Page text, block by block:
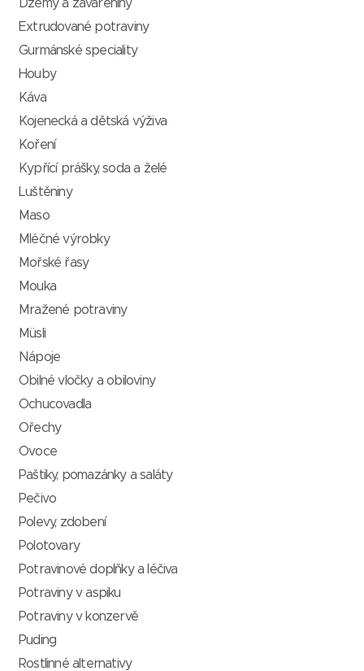
Džemy a zavařeniny
Extrudované potraviny
Gurmánské speciality
Houby
Káva
Kojenecká a dětská výživa
Koření
Kypřící prášky, soda a želé
Luštěniny
Maso
Mléčné výrobky
Mořské řasy
Mouka
Mražené potraviny
Müsli
Nápoje
Obilné vločky a obiloviny
Ochucovadla
Ořechy
Ovoce
Paštiky, pomazánky a saláty
Pečivo
Polevy, zdobení
Polotovary
Potravinové doplňky a léčiva
Potraviny v aspiku
Potraviny v konzervě
Puding
Rostlinné alternativy